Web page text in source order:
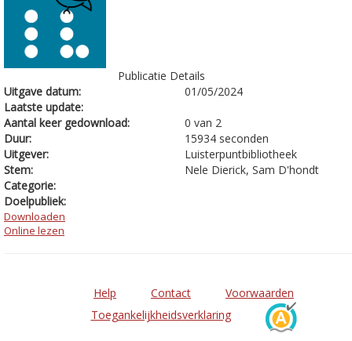
Publicatie Details
Uitgave datum:
01/05/2024
Laatste update:
Aantal keer gedownload:
0 van 2
Duur:
15934 seconden
Uitgever:
Luisterpuntbibliotheek
Stem:
Nele Dierick, Sam D'hondt
Categorie:
Doelpubliek:
Downloaden
Online lezen
Help Contact
Voorwaarden
Toegankelijkheidsverklaring